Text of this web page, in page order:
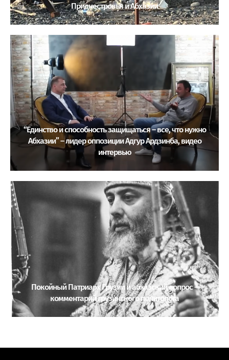
Приднестровья и Абхазии
“Единство и способность защищаться – все, что нужно
Абхазии” – лидер оппозиции Адгур Ардзинба, видео
интервью
Покойный Патриарх Грузии и абхазский вопрос –
комментарий грузинского политолога